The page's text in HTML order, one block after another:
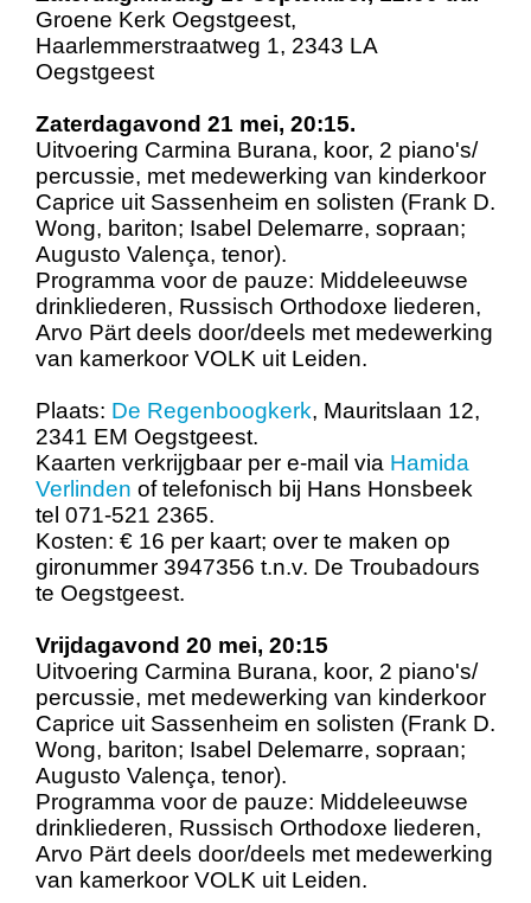
Groene Kerk Oegstgeest,
Haarlemmerstraatweg 1, 2343 LA
Oegstgeest
Zaterdagavond 21 mei, 20:15.
Uitvoering Carmina Burana, koor, 2 piano's/
percussie, met medewerking van kinderkoor
Caprice uit Sassenheim en solisten (Frank D.
Wong, bariton; Isabel Delemarre, sopraan;
Augusto Valença, tenor).
Programma voor de pauze: Middeleeuwse
drinkliederen, Russisch Orthodoxe liederen,
Arvo Pärt deels door/deels met medewerking
van kamerkoor VOLK uit Leiden.
Plaats: De Regenboogkerk, Mauritslaan 12,
2341 EM Oegstgeest.
Kaarten verkrijgbaar per e-mail via Hamida
Verlinden of telefonisch bij Hans Honsbeek
tel 071-521 2365.
Kosten: € 16 per kaart; over te maken op
gironummer 3947356 t.n.v. De Troubadours
te Oegstgeest.
Vrijdagavond 20 mei, 20:15
Uitvoering Carmina Burana, koor, 2 piano's/
percussie, met medewerking van kinderkoor
Caprice uit Sassenheim en solisten (Frank D.
Wong, bariton; Isabel Delemarre, sopraan;
Augusto Valença, tenor).
Programma voor de pauze: Middeleeuwse
drinkliederen, Russisch Orthodoxe liederen,
Arvo Pärt deels door/deels met medewerking
van kamerkoor VOLK uit Leiden.